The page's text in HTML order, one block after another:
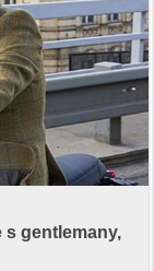
s gentlemany,